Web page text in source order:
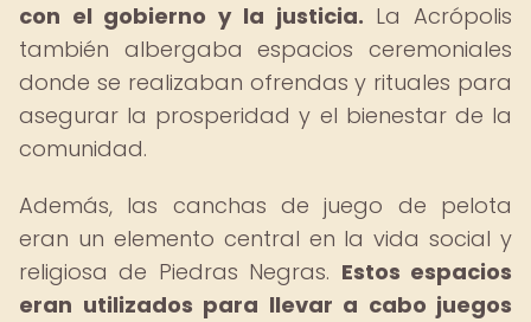
con el gobierno y la justicia. La Acrópolis
también albergaba espacios ceremoniales
donde se realizaban ofrendas y rituales para
asegurar la prosperidad y el bienestar de la
comunidad.
Además, las canchas de juego de pelota
eran un elemento central en la vida social y
religiosa de Piedras Negras. Estos espacios
eran utilizados para llevar a cabo juegos